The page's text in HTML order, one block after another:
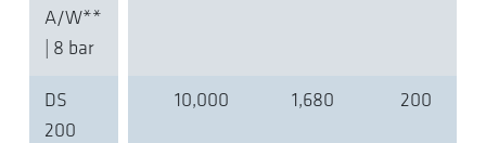
A/W**
| 8 bar
DS
200
10,000 1,680 200